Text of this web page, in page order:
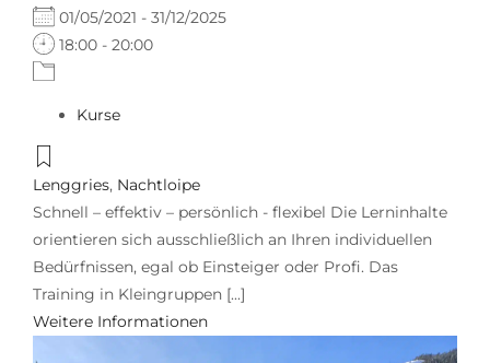
01/05/2021 - 31/12/2025
18:00 - 20:00
Kurse
Lenggries, Nachtloipe
Schnell – effektiv – persönlich - flexibel Die Lerninhalte
orientieren sich ausschließlich an Ihren individuellen
Bedürfnissen, egal ob Einsteiger oder Profi. Das
Training in Kleingruppen [...]
Weitere Informationen